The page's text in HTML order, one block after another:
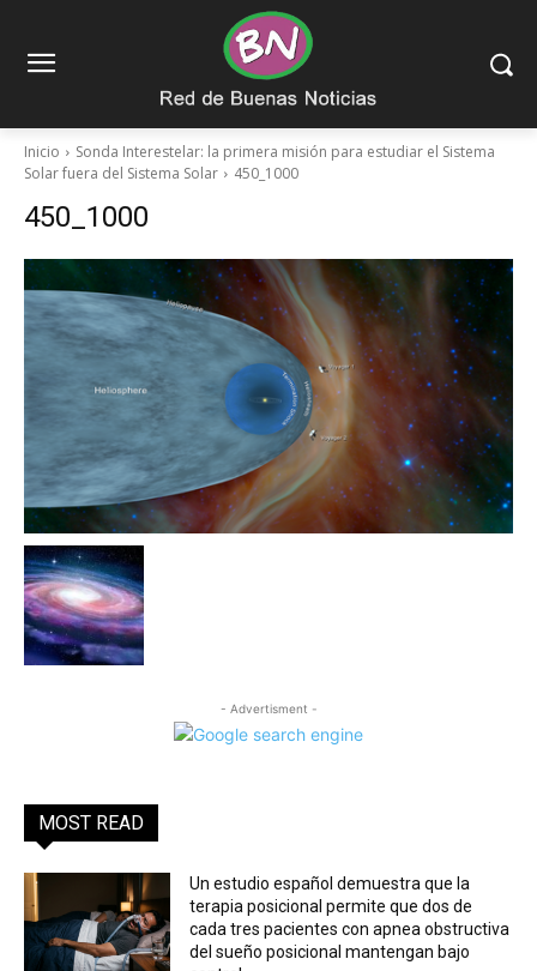
Inicio
Sonda Interestelar: la primera misión para estudiar el Sistema
Solar fuera del Sistema Solar
450_1000
450_1000
- Advertisment -
MOST READ
Un estudio español demuestra que la
terapia posicional permite que dos de
cada tres pacientes con apnea obstructiva
del sueño posicional mantengan bajo